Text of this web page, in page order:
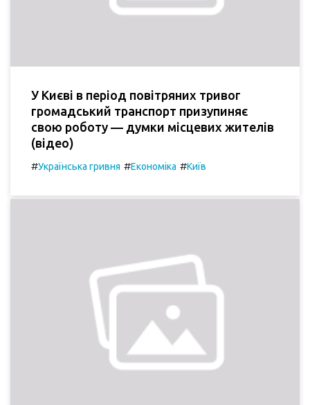
У Києві в період повітряних тривог
громадський транспорт призупиняє
свою роботу — думки місцевих жителів
(відео)
#Українська гривня #Економіка #Київ